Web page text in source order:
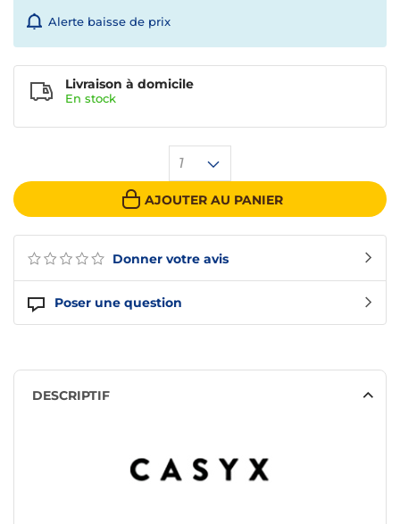
Donner votre avis
Poser une question
Alerte baisse de prix
1
AJOUTER AU PANIER
Livraison à domicile
En stock
DESCRIPTIF